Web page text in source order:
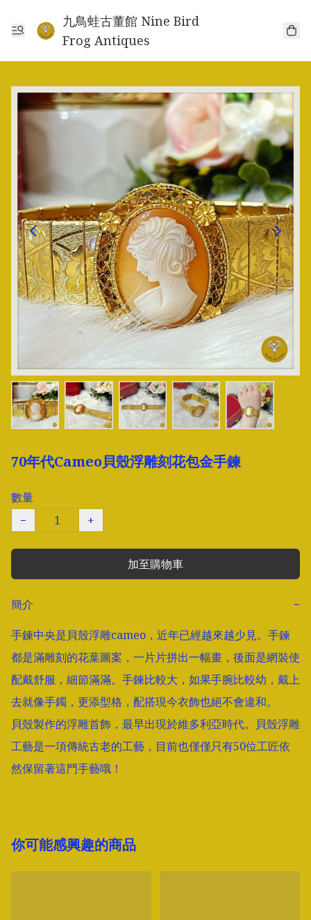
九鳥蛙古董館 Nine Bird
Frog Antiques
70年代Cameo貝殼浮雕刻花包金手鍊
數量
−
+
加至購物車
簡介
−
手鍊中央是貝殼浮雕cameo，近年已經越來越少見。手鍊
都是滿雕刻的花葉圖案，一片片拼出一幅畫，後面是網裝使
配戴舒服，細節滿滿。手鍊比較大，如果手腕比較幼，戴上
去就像手鐲，更添型格，配搭現今衣飾也絕不會違和。
貝殼製作的浮雕首飾，最早出現於維多利亞時代。貝殼浮雕
工藝是一項傳統古老的工藝，目前也僅僅只有50位工匠依
然保留著這門手藝哦！
你可能感興趣的商品